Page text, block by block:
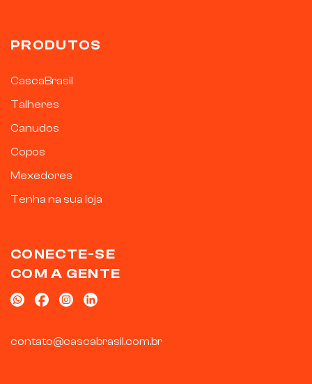
PRODUTOS
CascaBrasil
Talheres
Canudos
Copos
Mexedores
Tenha na sua loja
CONECTE-SE
COM A GENTE
contato@cascabrasil.com.br